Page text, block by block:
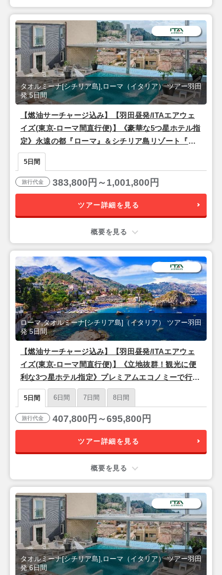
【燃油サーチャージ込み】【羽田昼発/ITAエアウェ
イズ(東京-ローマ間直行便)】《豪華な5つ星ホテル指
定》永遠の都『ローマ』＆シチリア島リゾート『タ
オルミーナ』5日間
タオルミーナ[シチリア島],ローマ（イタリア） ツアー羽田
発 5日間
5日間
旅行代金 383,800円～1,001,800円
ツアー詳細を見る
概要を見る
【燃油サーチャージ込み】【羽田昼発/ITAエアウェ
イズ(東京-ローマ間直行便)】《立地抜群！観光に便
利な3つ星ホテル指定》プレミアムエコノミーで行く
♪ 永遠の都『ローマ』＆シチリア島リゾート『タオ
ルミーナ』5日間
ローマ,タオルミーナ[シチリア島]（イタリア） ツアー羽田
発 5日間
5日間 6日間 7日間 8日間
旅行代金 407,800円～695,800円
ツアー詳細を見る
概要を見る
タオルミーナ[シチリア島],ローマ（イタリア） ツアー羽田
発 6日間